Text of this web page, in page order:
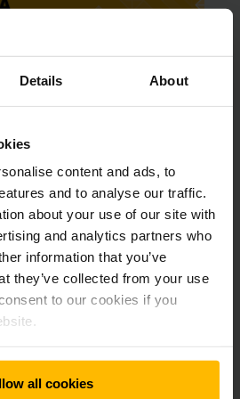
Details About
content and ads, to
and to analyse our traffic.
about your use of our site with
and analytics partners who
information that you’ve
they’ve collected from your use
to our cookies if you
all cookies